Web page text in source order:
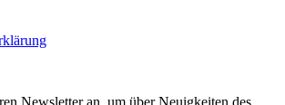
Newsletter an, um über Neuigkeiten des